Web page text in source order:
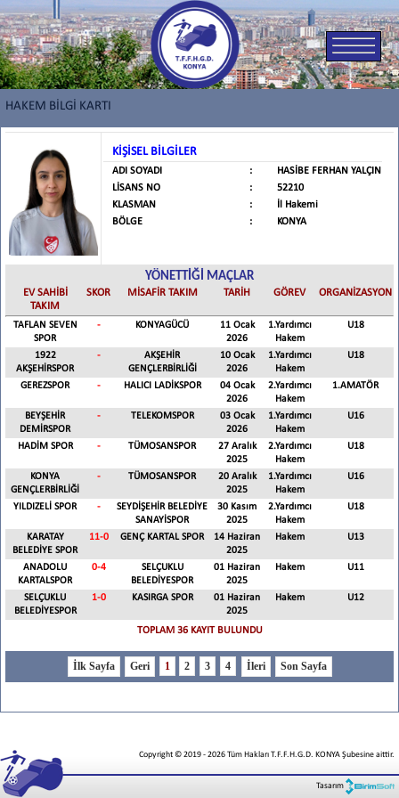
HAKEM BİLGİ KARTI
KİŞİSEL BİLGİLER
ADI SOYADI :
HASİBE FERHAN YALÇIN
LİSANS NO
:
52210
KLASMAN
:
İl Hakemi
BÖLGE
: KONYA
YÖNETTİĞİ MAÇLAR
EV SAHİBİ
TAKIM
SKOR MİSAFİR TAKIM TARİH GÖREV ORGANİZASYON
TAFLAN SEVEN
SPOR
- KONYAGÜCÜ
11 Ocak
2026
1.Yardımcı
Hakem
U18
1922
AKŞEHİRSPOR
-
AKŞEHİR
GENÇLERBİRLİĞİ
10 Ocak
2026
1.Yardımcı
Hakem
U18
GEREZSPOR - HALICI LADİKSPOR
04 Ocak
2026
2.Yardımcı
Hakem
1.AMATÖR
BEYŞEHİR
DEMİRSPOR
- TELEKOMSPOR
03 Ocak
2026
1.Yardımcı
Hakem
U16
HADİM SPOR - TÜMOSANSPOR
27 Aralık
2025
2.Yardımcı
Hakem
U18
KONYA
GENÇLERBİRLİĞİ
- TÜMOSANSPOR
20 Aralık
2025
1.Yardımcı
Hakem
U16
YILDIZELİ SPOR -
SEYDİŞEHİR BELEDİYE
SANAYİSPOR
30 Kasım
2025
2.Yardımcı
Hakem
U18
KARATAY
BELEDİYE SPOR
11-0 GENÇ KARTAL SPOR
14 Haziran
2025
Hakem U13
ANADOLU
KARTALSPOR
0-4
SELÇUKLU
BELEDİYESPOR
01 Haziran
2025
Hakem U11
SELÇUKLU
BELEDİYESPOR
1-0 KASIRGA SPOR
01 Haziran
2025
Hakem U12
TOPLAM 36 KAYIT BULUNDU
1 2 3 4
Copyright © 2019-2026Tüm Hakları T.F.F.H.G.D. KONYA Şubesine aittir.
Tasarım